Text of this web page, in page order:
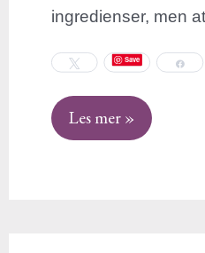
ingredienser, men
Save
Les mer »